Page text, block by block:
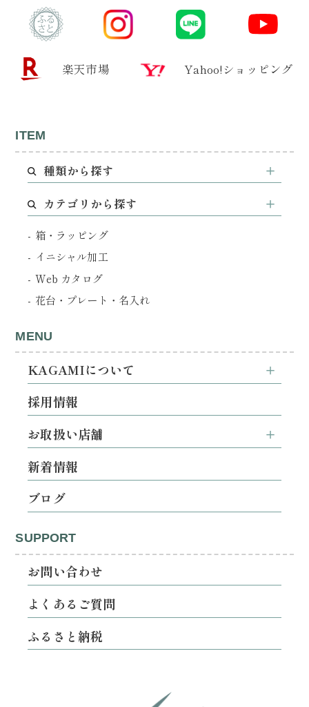
楽天市場 Yahoo!ショッピング
ITEM
種類から探す
カテゴリから探す
箱・ラッピング
イニシャル加工
Web カタログ
花台・プレート・名入れ
MENU
KAGAMIについて
採用情報
お取扱い店舗
新着情報
ブログ
SUPPORT
お問い合わせ
よくあるご質問
ふるさと納税